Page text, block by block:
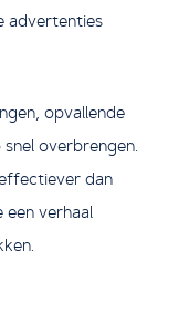
advertenties
opvallende
snel overbrengen.
dan
een verhaal